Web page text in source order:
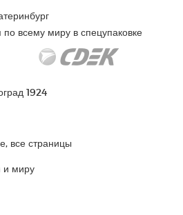
по всему миру в спецупаковке
1924
все страницы
и миру